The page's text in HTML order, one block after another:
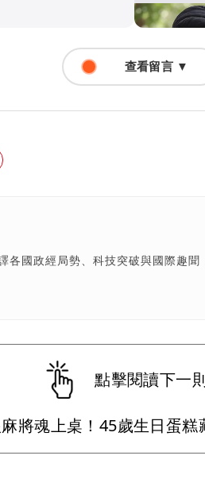
查看留言 ▼
各國政經局勢、科技突破與國際趣聞
點擊閱讀下一
將魂上桌！45歲生日蛋糕